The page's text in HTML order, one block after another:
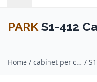
PARKS1-412
Home / cabinet per chitarra / PARK /